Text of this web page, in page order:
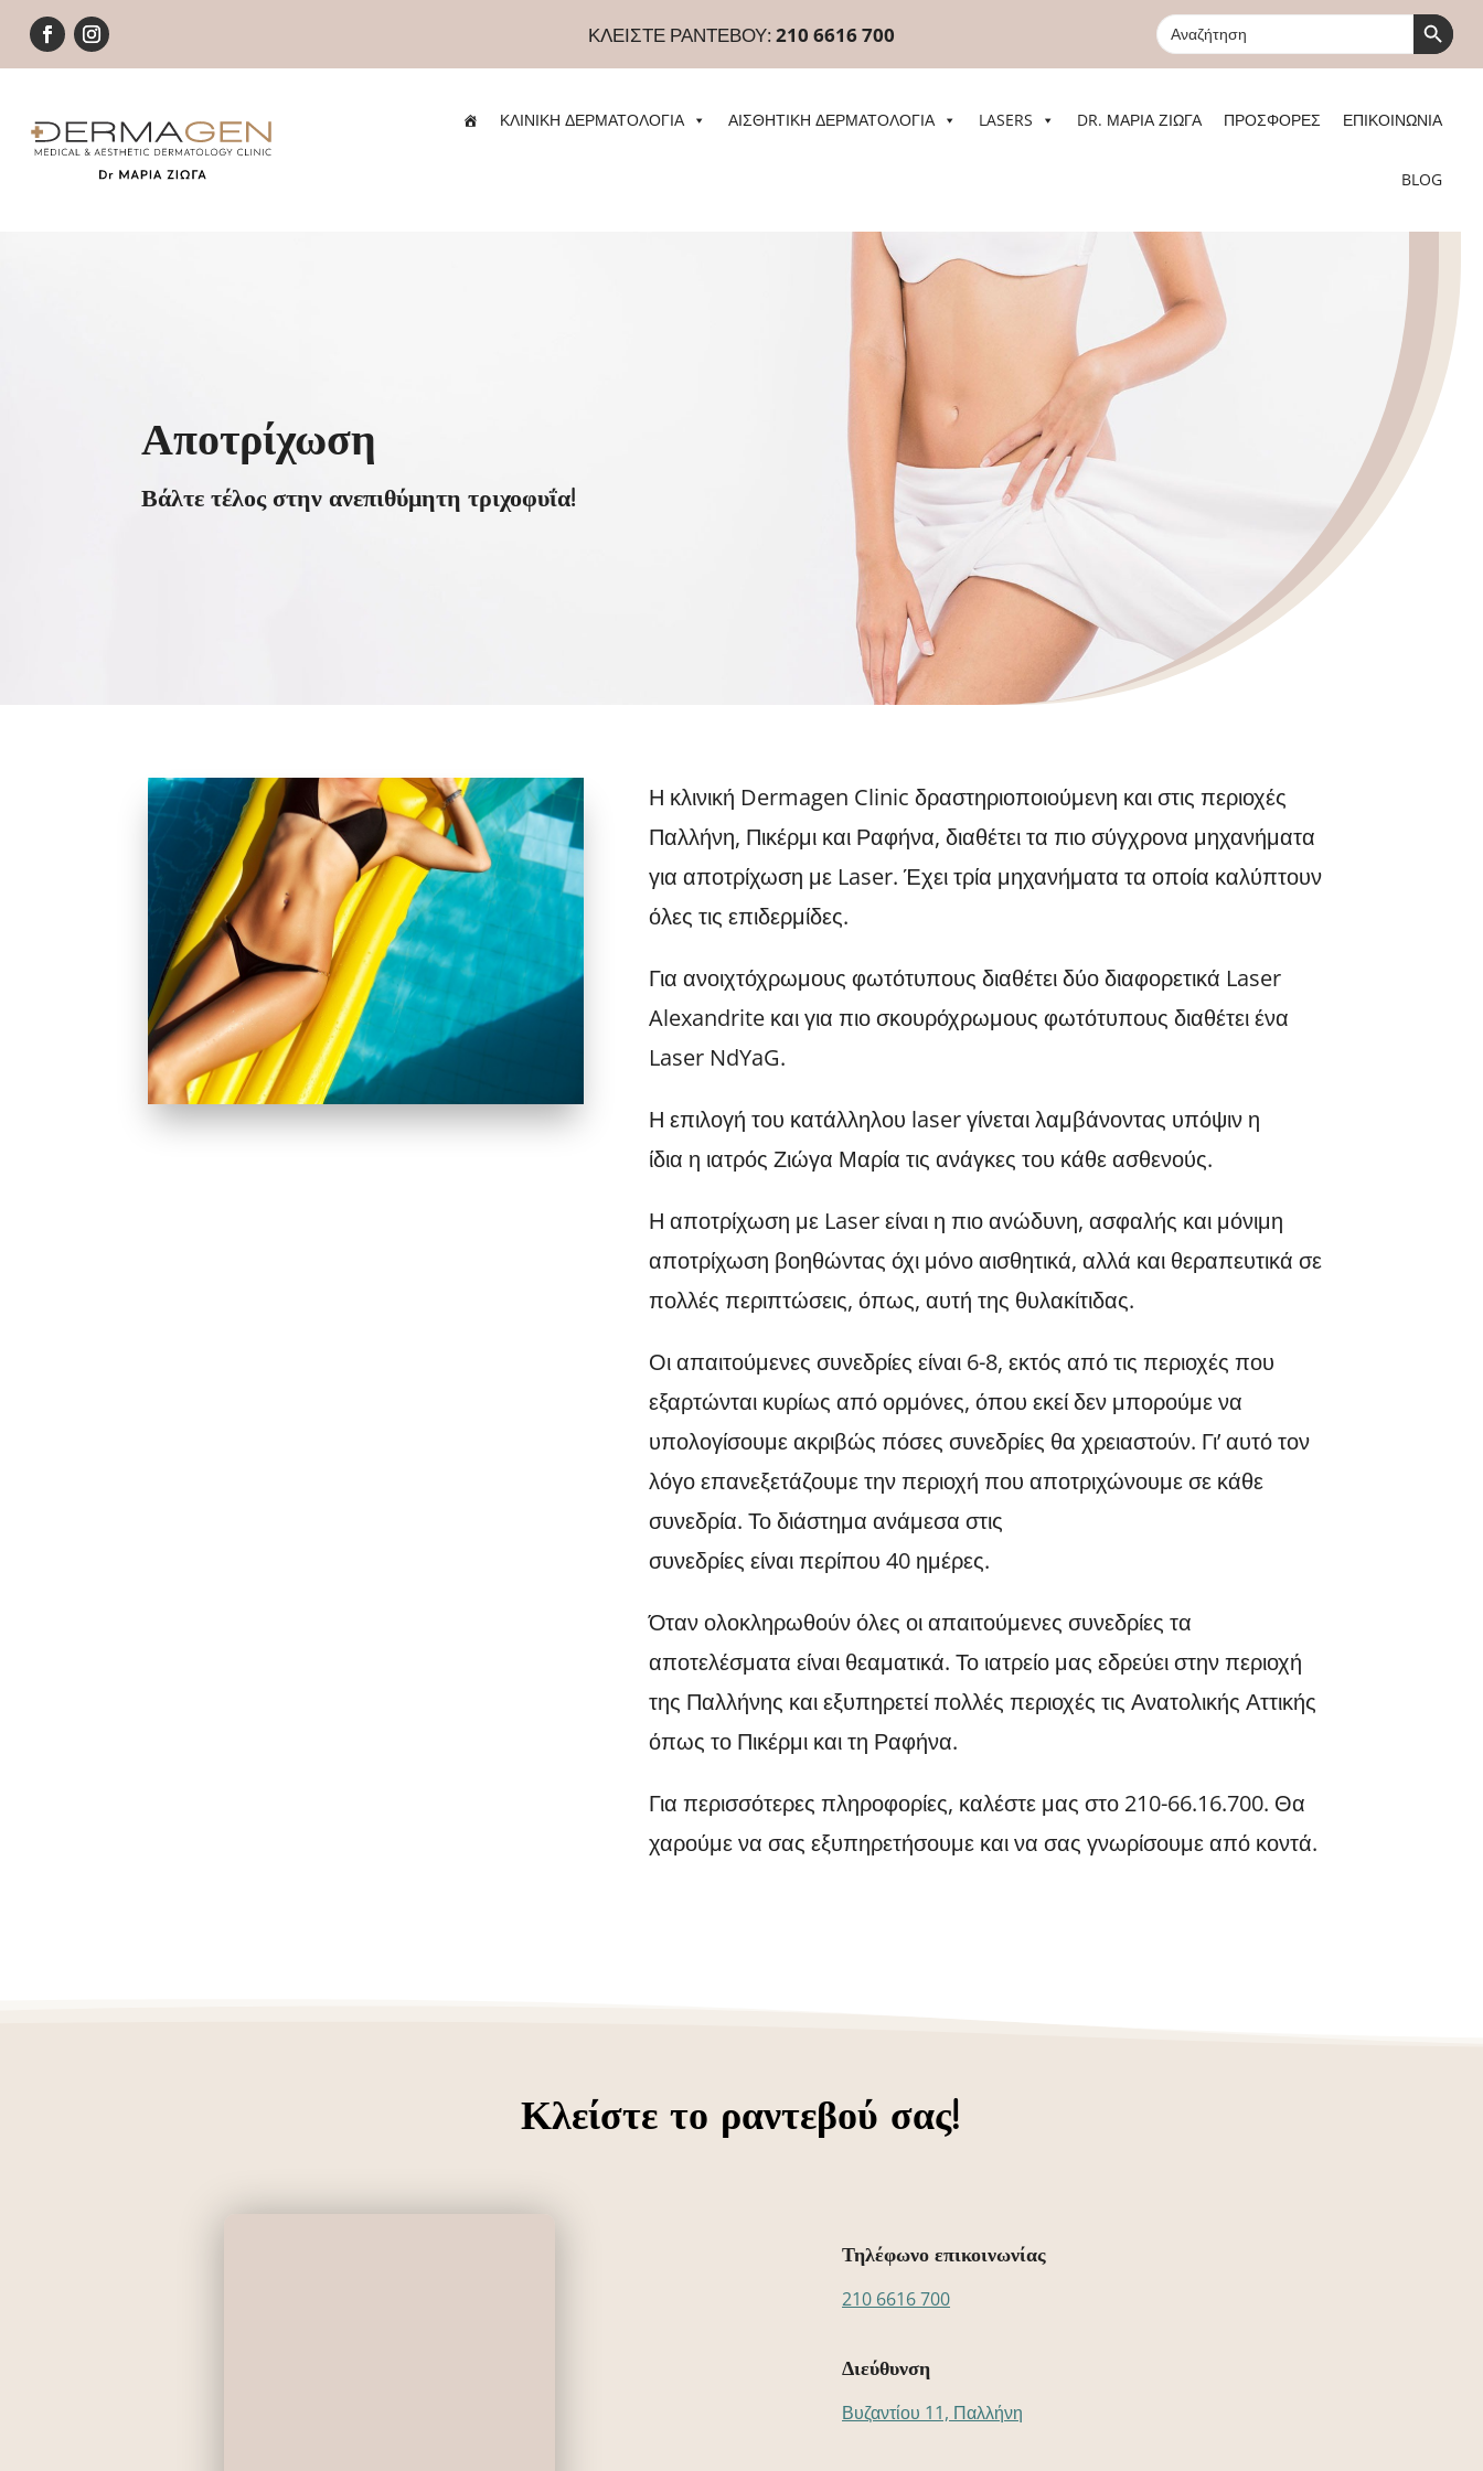
ΚΛΕΙΣΤΕ ΡΑΝΤΕΒΟΥ:210 6616 700 Search
for:
Search Button
ΚΛΙΝΙΚΗ ΔΕΡΜΑΤΟΛΟΓΙΑ ΑΙΣΘΗΤΙΚΗ ΔΕΡΜΑΤΟΛΟΓΙΑ LASERS DR. ΜΑΡΙΑ ΖΙΩΓΑ ΠΡΟΣΦΟΡΕΣ ΕΠΙΚΟΙΝΩΝΙΑ
BLOG
Αποτρίχωση
Βάλτε τέλος στην ανεπιθύμητη τριχοφυΐα!
Η κλινική Dermagen Clinic δραστηριοποιούμενη και στις περιοχές
Παλλήνη, Πικέρμι και Ραφήνα, διαθέτει τα πιο σύγχρονα μηχανήματα
για αποτρίχωση με Laser. Έχει τρία μηχανήματα τα οποία καλύπτουν
όλες τις επιδερμίδες.
Για ανοιχτόχρωμους φωτότυπους διαθέτει δύο διαφορετικά Laser
Alexandrite και για πιο σκουρόχρωμους φωτότυπους διαθέτει ένα
Laser NdYaG.
Η επιλογή του κατάλληλου laser γίνεται λαμβάνοντας υπόψιν η
ίδια η ιατρός Ζιώγα Μαρία τις ανάγκες του κάθε ασθενούς.
Η αποτρίχωση με Laser είναι η πιο ανώδυνη, ασφαλής και μόνιμη
αποτρίχωση βοηθώντας όχι μόνο αισθητικά, αλλά και θεραπευτικά σε
πολλές περιπτώσεις, όπως, αυτή της θυλακίτιδας.
Οι απαιτούμενες συνεδρίες είναι 6-8, εκτός από τις περιοχές που
εξαρτώνται κυρίως από ορμόνες, όπου εκεί δεν μπορούμε να
υπολογίσουμε ακριβώς πόσες συνεδρίες θα χρειαστούν. Γι’ αυτό τον
λόγο επανεξετάζουμε την περιοχή που αποτριχώνουμε σε κάθε
συνεδρία. Το διάστημα ανάμεσα στις
συνεδρίες είναι περίπου 40 ημέρες.
Όταν ολοκληρωθούν όλες οι απαιτούμενες συνεδρίες τα
αποτελέσματα είναι θεαματικά. Το ιατρείο μας εδρεύει στην περιοχή
της Παλλήνης και εξυπηρετεί πολλές περιοχές τις Ανατολικής Αττικής
όπως το Πικέρμι και τη Ραφήνα.
Για περισσότερες πληροφορίες, καλέστε μας στο 210-66.16.700. Θα
χαρούμε να σας εξυπηρετήσουμε και να σας γνωρίσουμε από κοντά.
Κλείστε το ραντεβού σας!
Τηλέφωνο επικοινωνίας
210 6616 700
Διεύθυνση
Βυζαντίου 11, Παλλήνη